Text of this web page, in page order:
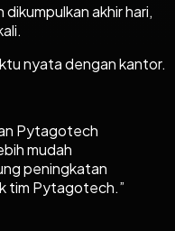
akhir hari,
nyata dengan kantor.
Pytagotech
mudah
peningkatan
tim Pytagotech.”